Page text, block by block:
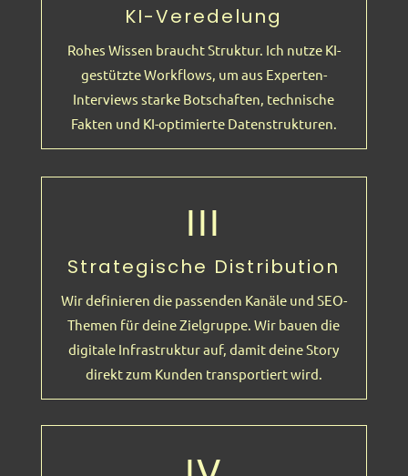
KI-Veredelung
Rohes Wissen braucht Struktur. Ich nutze KI-
gestützte Workflows, um aus Experten-
Interviews starke Botschaften, technische
Fakten und KI-optimierte Datenstrukturen.
III
Strategische Distribution
Wir definieren die passenden Kanäle und SEO-
Themen für deine Zielgruppe. Wir bauen die
digitale Infrastruktur auf, damit deine Story
direkt zum Kunden transportiert wird.